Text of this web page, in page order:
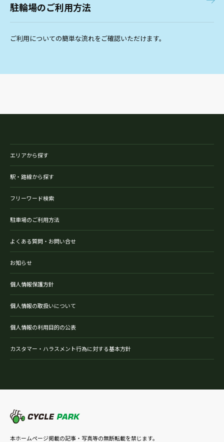
駐輪場のご利用方法
ご利用についての簡単な流れをご確認いただけます。
エリアから探す
駅・路線から探す
フリーワード検索
駐車場のご利用方法
よくある質問・お問い合せ
お知らせ
個人情報保護方針
個人情報の取扱いについて
個人情報の利用目的の公表
カスタマー・ハラスメント行為に対する基本方針
本ホームページ掲載の記事・写真等の無断転載を禁じます。